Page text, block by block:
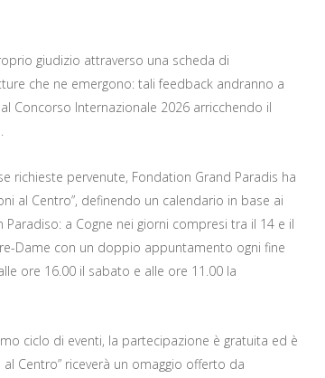
giudizio attraverso una scheda di
che ne emergono: tali feedback andranno a
Concorso Internazionale 2026 arricchendo il
richieste pervenute, Fondation Grand Paradis ha
al Centro”, definendo un calendario in base ai
a Cogne nei giorni compresi tra il 14 e il
Dame con un doppio appuntamento ogni fine
ore 16.00 il sabato e alle ore 11.00 la
ciclo di eventi, la partecipazione è gratuita ed è
Centro” riceverà un omaggio offerto da